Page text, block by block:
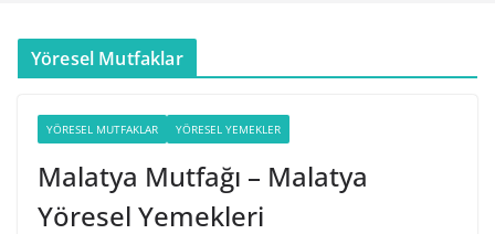
Yöresel Mutfaklar
YÖRESEL MUTFAKLAR YÖRESEL YEMEKLER
Malatya Mutfağı – Malatya
Yöresel Yemekleri